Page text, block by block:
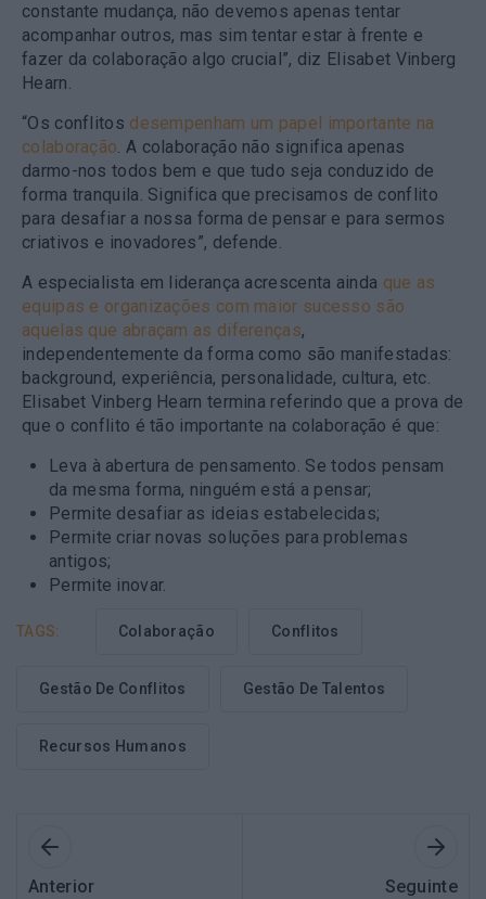
constante mudança, não devemos apenas tentar
acompanhar outros, mas sim tentar estar à frente e
fazer da colaboração algo crucial”, diz Elisabet Vinberg
Hearn.
“Os conflitos desempenham um papel importante na
colaboração. A colaboração não significa apenas
darmo-nos todos bem e que tudo seja conduzido de
forma tranquila. Significa que precisamos de conflito
para desafiar a nossa forma de pensar e para sermos
criativos e inovadores”, defende.
A especialista em liderança acrescenta ainda que as
equipas e organizações com maior sucesso são
aquelas que abraçam as diferenças,
independentemente da forma como são manifestadas:
background, experiência, personalidade, cultura, etc.
Elisabet Vinberg Hearn termina referindo que a prova de
que o conflito é tão importante na colaboração é que:
Leva à abertura de pensamento. Se todos pensam
da mesma forma, ninguém está a pensar;
Permite desafiar as ideias estabelecidas;
Permite criar novas soluções para problemas
antigos;
Permite inovar.
TAGS: Colaboração Conflitos
Gestão De Conflitos Gestão De Talentos
Recursos Humanos
Anterior
Seguinte